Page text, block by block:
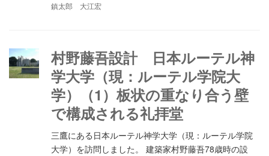
鎮太郎 大江宏
村野藤吾設計 日本ルーテル神
学大学（現：ルーテル学院大
学）（1）板状の重なり合う壁
で構成される礼拝堂
三鷹にある日本ルーテル神学大学（現：ルーテル学院
大学）を訪問しました。 建築家村野藤吾78歳時の設